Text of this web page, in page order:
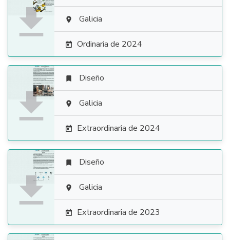
  Galicia
 Ordinaria de 2024

 Diseño
 Galicia
 Extraordinaria de 2024

 Diseño
 Galicia
 Extraordinaria de 2023